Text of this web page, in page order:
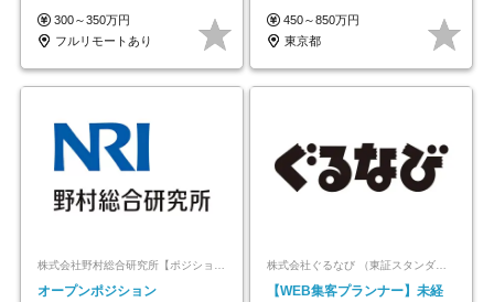
｜副業OK
300～350万円
フルリモートあり
450～850万円
東京都
株式会社野村総合研究所【ポジションマッチ登録】
オープンポジション
株式会社ぐるなび （東証スタンダード上場）
【WEB集客プランナー】未経